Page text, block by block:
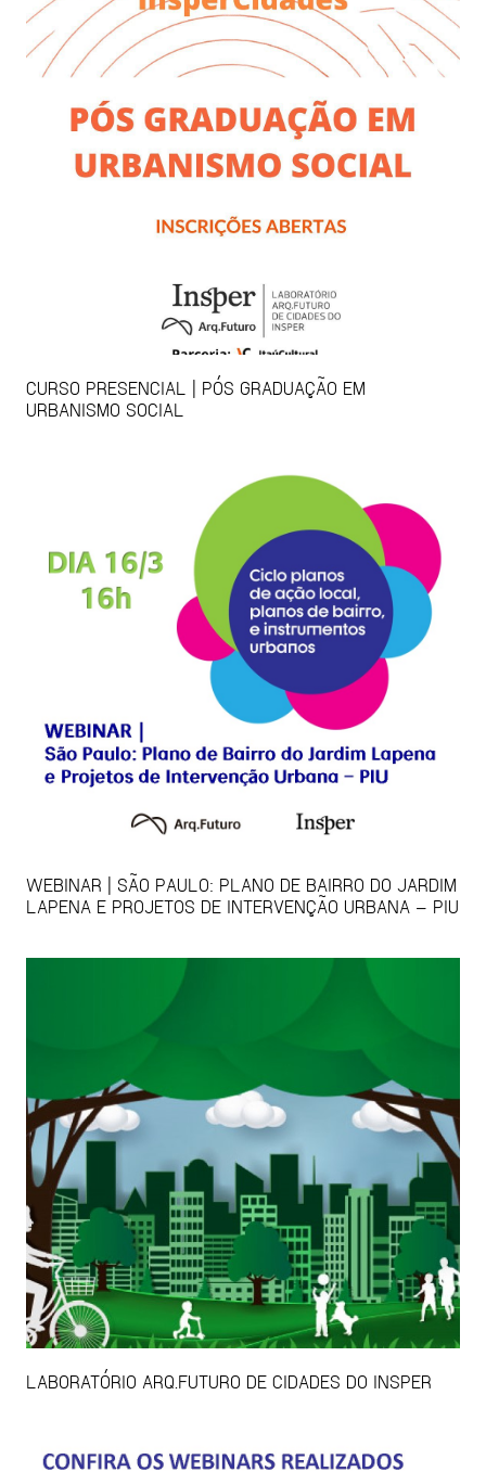
CURSO PRESENCIAL | PÓS GRADUAÇÃO EM
URBANISMO SOCIAL
WEBINAR | SÃO PAULO: PLANO DE BAIRRO DO JARDIM
LAPENA E PROJETOS DE INTERVENÇÃO URBANA – PIU
LABORATÓRIO ARQ.FUTURO DE CIDADES DO INSPER